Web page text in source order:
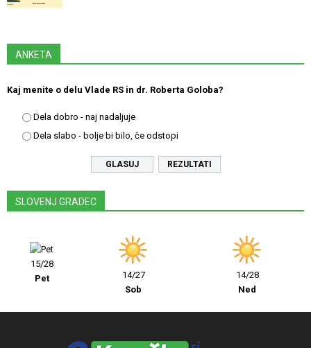
ANKETA
Kaj menite o delu Vlade RS in dr. Roberta Goloba?
Dela dobro - naj nadaljuje
Dela slabo - bolje bi bilo, če odstopi
REZULTATI
SLOVENJ GRADEC
15/28
Pet
14/27
Sob
14/28
Ned